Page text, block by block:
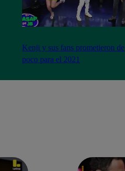
Kenji y sus fans prometieron
poco para el 2021